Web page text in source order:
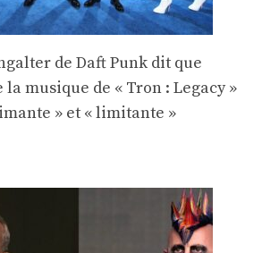
de Daft Punk dit que
musique de « Tron : Legacy »
» et « limitante »